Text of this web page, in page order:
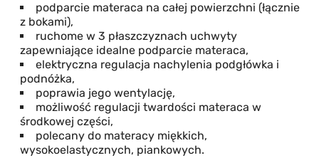
podparcie materaca na całej powierzchni (łącznie
z bokami),
ruchome w 3 płaszczyznach uchwyty
zapewniające idealne podparcie materaca,
elektryczna regulacja nachylenia podgłówka i
podnóżka,
poprawia jego wentylację,
możliwość regulacji twardości materaca w
środkowej części,
polecany do materacy miękkich,
wysokoelastycznych, piankowych.